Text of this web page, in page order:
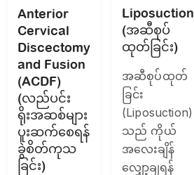
Anterior
Cervical
Discectomy
and Fusion
(ACDF)
(လည်ပင်း
ရိုးအဆစ်များ
ပူးဆက်စေရန်
ခွဲစိတ်ကုသ
ခြင်း)
Liposuction
(အဆီစုပ်
ထုတ်ခြင်း)
အဆီစုပ်ထုတ်
ခြင်း
(Liposuction)
သည် ကိုယ်
အလေးချိန်
လျှော့ချရန်